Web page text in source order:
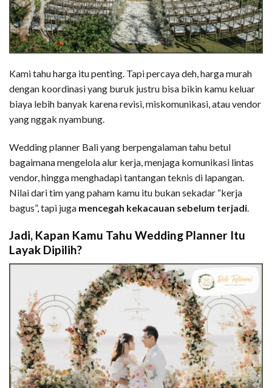
Kami tahu harga itu penting. Tapi percaya deh, harga murah
dengan koordinasi yang buruk justru bisa bikin kamu keluar
biaya lebih banyak karena revisi, miskomunikasi, atau vendor
yang nggak nyambung.
Wedding planner Bali yang berpengalaman tahu betul
bagaimana mengelola alur kerja, menjaga komunikasi lintas
vendor, hingga menghadapi tantangan teknis di lapangan.
Nilai dari tim yang paham kamu itu bukan sekadar “kerja
bagus”, tapi juga mencegah kekacauan sebelum terjadi.
Jadi, Kapan Kamu Tahu Wedding Planner Itu
Layak Dipilih?